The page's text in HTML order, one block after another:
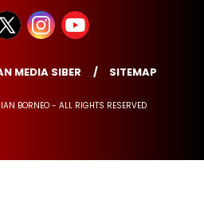
MEDIA SIBER SITEMAP
BORNEO - ALL RIGHTS RESERVED